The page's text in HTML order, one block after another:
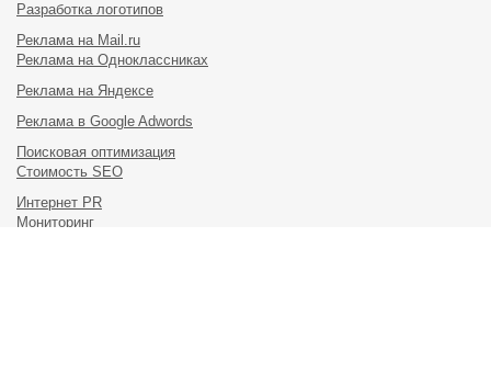
Разработка логотипов
Реклама на Mail.ru
Реклама на Одноклассниках
Реклама на Яндексе
Реклама в Google Adwords
Поисковая оптимизация
Стоимость SEO
Интернет PR
Мониторинг